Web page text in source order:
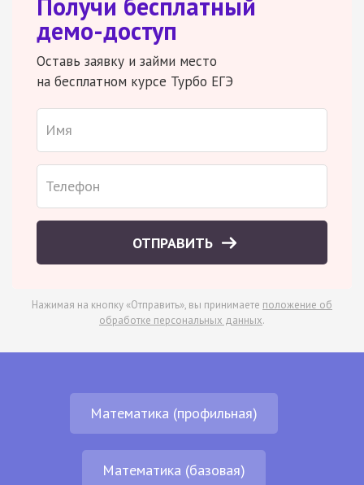
демо-доступ
Оставь заявку и займи место
на бесплатном курсе Турбо ЕГЭ
ОТПРАВИТЬ
Нажимая на кнопку «Отправить», вы принимаете положение об
обработке персональных данных.
Математика (профильная)
Математика (базовая)